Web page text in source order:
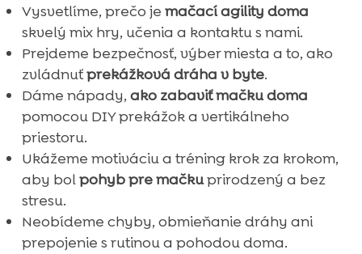
Vysvetlíme, prečo je mačací agility doma
skvelý mix hry, učenia a kontaktu s nami.
Prejdeme bezpečnosť, výber miesta a to, ako
zvládnuťprekážková dráha v byte.
Dáme nápady, ako zabaviť mačku doma
pomocou DIY prekážok a vertikálneho
priestoru.
Ukážeme motiváciu a tréning krok za krokom,
aby bolpohyb pre mačkuprirodzený a bez
stresu.
Neobídeme chyby, obmieňanie dráhy ani
prepojenie s rutinou a pohodou doma.